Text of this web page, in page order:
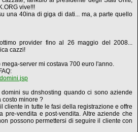
vive!!!
una 40ina di giga di dati... ma, a parte quello
provider fino al 26 maggio del 2008...
cazzi!
server mi costava 700 euro l'anno.
su dnshosting quando ci sono aziende
costo minore ?
cliente in tutte le fasi della registrazione e offre
pre-vendita e post-vendita. Altre aziende che
possono permettersi di seguire il cliente con